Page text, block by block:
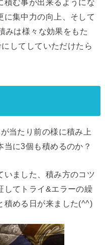
積む事が出来るようにな
に集中力の向上、そして
みは様々な効果をもた
してしていただけたら
当たり前の様に積み上
当に3個も積めるのか？
いました、積み方のコツ
してトライ&エラーの繰
積める日が来ました(^^)